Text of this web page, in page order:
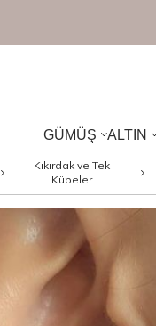
GÜMÜŞ ALTIN
Kıkırdak ve Tek
Küpeler